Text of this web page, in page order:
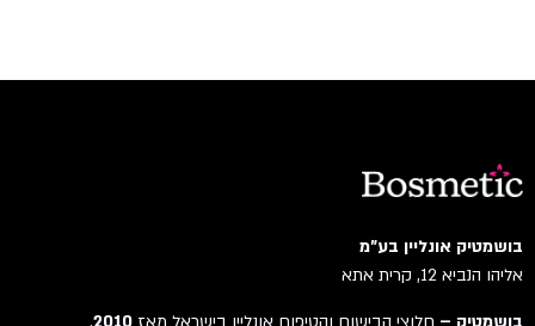
בושמטיק אונליין בע"מ
אליהו הנביא 12, קרית אתא
בושמטיק –חלוצי הבישום והטיפוח אונליין בישראל מאז2010
.